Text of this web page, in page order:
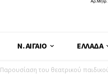
Ν. ΑΙΓΑΊΟ ΕΛΛΆΔΑ
Παρουσίαση του θεατρικού